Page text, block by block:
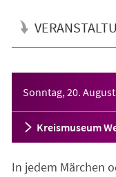
Sonntag, 20.
Kreismuseum
In jedem Märchen